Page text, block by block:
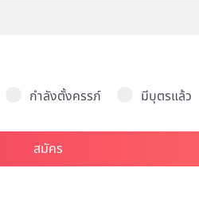
กำลังตั้งครรภ์ มีบุตรแล้ว
สมัคร